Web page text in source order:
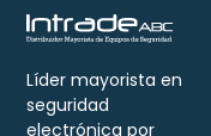
Líder mayorista en
seguridad
electrónica por